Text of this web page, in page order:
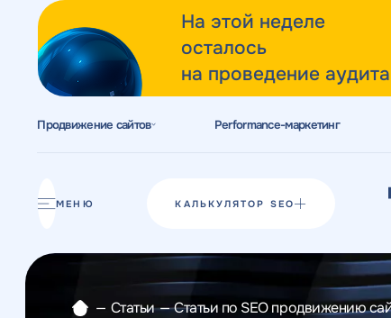
На этой неделе
осталось
на проведение
Продвижение сайтов Performance-маркетинг
МЕНЮ КАЛЬКУЛЯТОР SEO
Разработка сайтов
— Статьи — Статьи по SEO продвижению